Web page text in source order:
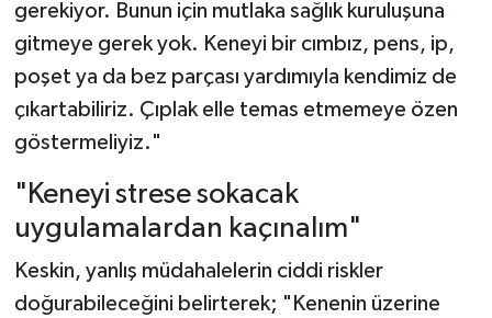
gerekiyor. Bunun için mutlaka sağlık kuruluşuna
gitmeye gerek yok. Keneyi bir cımbız, pens, ip,
poşet ya da bez parçası yardımıyla kendimiz de
çıkartabiliriz. Çıplak elle temas etmemeye özen
göstermeliyiz."
"Keneyi strese sokacak
uygulamalardan kaçınalım"
Keskin, yanlış müdahalelerin ciddi riskler
doğurabileceğini belirterek; "Kenenin üzerine